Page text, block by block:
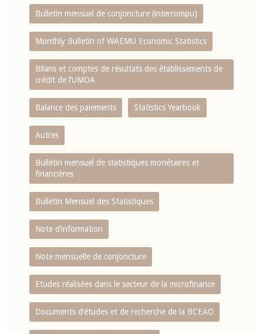
Bulletin mensuel de conjoncture (interrompu)
Monthly Bulletin of WAEMU Economic Statistics
Bilans et comptes de résultats des établissements de
crédit de l‘UMOA
Balance des paiements Statistics Yearbook
Autres
Bulletin mensuel de statistiques monétaires et
financières
Bulletin Mensuel des Statistiques
Note d’information
Note mensuelle de conjoncture
Etudes réalisées dans le secteur de la microfinance
Documents d’études et de recherche de la BCEAO